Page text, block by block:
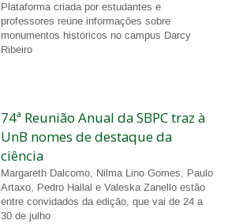
Plataforma criada por estudantes e
professores reúne informações sobre
monumentos históricos no campus Darcy
Ribeiro
74ª Reunião Anual da SBPC traz à
UnB nomes de destaque da
ciência
Margareth Dalcomo, Nilma Lino Gomes, Paulo
Artaxo, Pedro Hallal e Valeska Zanello estão
entre convidados da edição, que vai de 24 a
30 de julho